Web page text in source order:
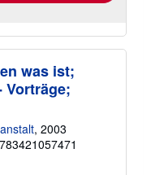
was ist;
Vorträge;
, 2003